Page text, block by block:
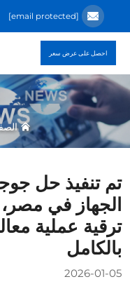
[email protected]
احصل على عرض سعر
تم تنفيذ حل
الجهاز في
ترقية عملية
بالكامل
2026-01-05